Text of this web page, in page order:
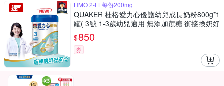
HMO 2-FL每份200mg
QUAKER 桂格愛力心優護幼兒成長奶粉800g*1
罐( 3號 1-3歲幼兒適用 無添加蔗糖 銜接換奶好
安心)
$850
券